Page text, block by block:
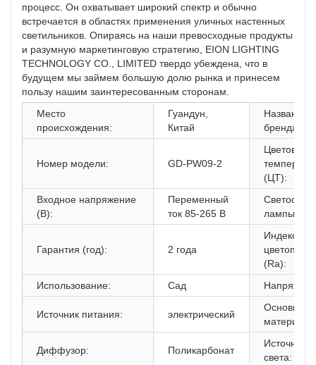
процесс. Он охватывает широкий спектр и обычно
встречается в областях применения уличных настенных
светильников. Опираясь на наши превосходные продукты
и разумную маркетинговую стратегию, EION LIGHTING
TECHNOLOGY CO., LIMITED твердо убеждена, что в
будущем мы займем большую долю рынка и принесем
пользу нашим заинтересованным сторонам.
Место
происхождения:
Гуандун,
Китай
Название
бренда:
Номер модели: GD-PW09-2
Цветовая
(ЦТ):
Входное напряжение
(В):
Переменный
ток 85-265 В
лампы
Гарантия (год): 2 года
Индекс
(Ra):
Использование:
Сад
Источник питания: электрический
Основной
материал:
Диффузор: Поликарбонат
Источник
света: